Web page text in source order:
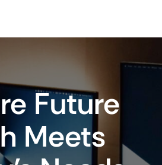
Red
Future
Meets